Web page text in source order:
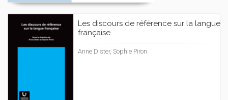
Les discours de référence sur la langue
française
Anne Dister, Sophie Piron